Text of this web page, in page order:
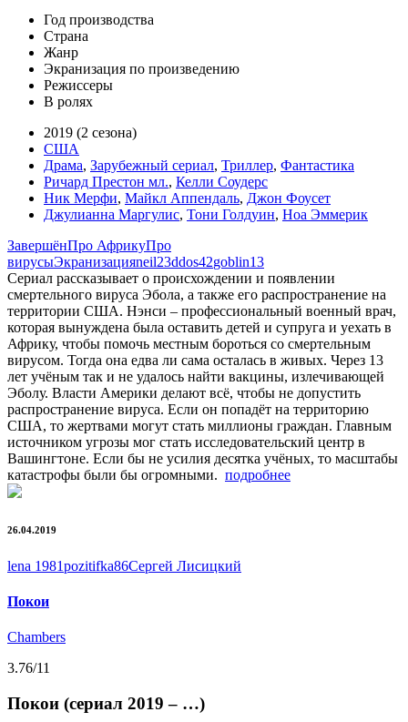
Год производства
Страна
Жанр
Экранизация по произведению
Режиссеры
В ролях
2019 (2 сезона)
США
Драма, Зарубежный сериал, Триллер, Фантастика
Ричард Престон мл., Келли Соудерс
Ник Мерфи, Майкл Аппендаль, Джон Фоусет
Джулианна Маргулис, Тони Голдуин, Ноа Эммерик
ЗавершёнПро АфрикуПро
вирусыЭкранизацияneil23ddos42goblin13
Сериал рассказывает о происхождении и появлении
смертельного вируса Эбола, а также его распространение на
территории США. Нэнси – профессиональный военный врач,
которая вынуждена была оставить детей и супруга и уехать в
Африку, чтобы помочь местным бороться со смертельным
вирусом. Тогда она едва ли сама осталась в живых. Через 13
лет учёным так и не удалось найти вакцины, излечивающей
Эболу. Власти Америки делают всё, чтобы не допустить
распространение вируса. Если он попадёт на территорию
США, то жертвами могут стать миллионы граждан. Главным
источником угрозы мог стать исследовательский центр в
Вашингтоне. Если бы не усилия десятка учёных, то масштабы
катастрофы были бы огромными. подробнее
26.04.2019
lena 1981pozitifka86Сергей Лисицкий
Покои
Chambers
3.76/11
Покои (сериал 2019 – …)